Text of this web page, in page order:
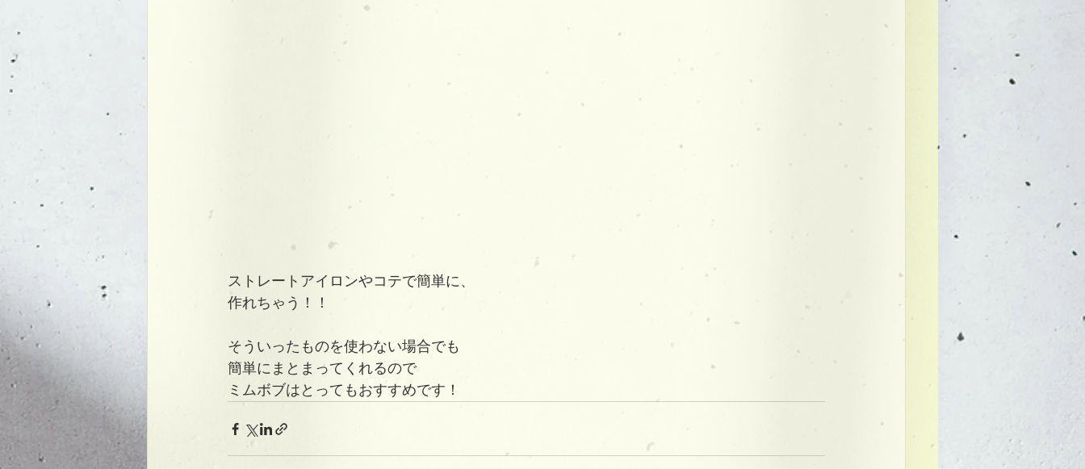
ストレートアイロンやコテで簡単に、
作れちゃう！！
そういったものを使わない場合でも
簡単にまとまってくれるので
ミムボブはとってもおすすめです！